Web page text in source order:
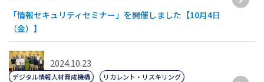
「情報セキュリティセミナー」を開催しました【10月4日
（金）】
2024.10.23
デジタル情報人材育成機構 リカレント・リスキリング